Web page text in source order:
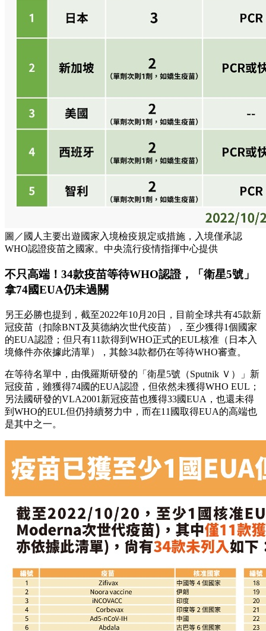
圖／國人主要出遊國家入境檢疫規定或措施，入境僅承認
WHO認證疫苗之國家。中央流行疫情指揮中心提供
不只高端！34款疫苗等待WHO認證，「衛星5號」
拿74國EUA仍未過關
另王必勝也提到，截至2022年10月20日，目前全球共有45款新
冠疫苗（扣除BNT及莫德納次世代疫苗），至少獲得1個國家
的EUA認證；但只有11款得到WHO正式的EUL核准（日本入
境條件亦依據此清單），其餘34款都仍在等待WHO審查。
在等待名單中，由俄羅斯研發的「衛星5號（Sputnik Ｖ）」新
冠疫苗，雖獲得74國的EUA認證，但依然未獲得WHO EUL；
另法國研發的VLA2001新冠疫苗也獲得33國EUA，也還未得
到WHO的EUL但仍持續努力中，而在11國取得EUA的高端也
是其中之一。